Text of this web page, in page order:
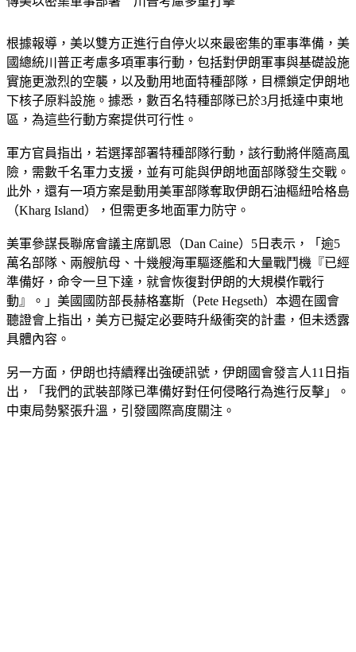
根據報導，美以雙方正進行自停火以來最密集的軍事準備，美
國總統川普正考慮多項軍事行動，包括對伊朗軍事與基礎設施
實施更激烈的空襲，以及動用地面特種部隊，目標鎖定伊朗地
下核子原料設施。據悉，數百名特種部隊已於3月抵達中東地
軍方官員指出，若選擇部署特種部隊行動，該行動將伴隨高風
險，需數千名軍力支援，並有可能與伊朗地面部隊發生交戰。
此外，還有一項方案是動用美軍部隊奪取伊朗石油樞紐哈格島
美軍參謀長聯席會議主席凱恩（Dan Caine）5日表示，「逾5
萬名部隊、兩艘航母、十幾艘海軍驅逐艦和大量戰鬥機『已經
準備好，命令一旦下達，就會恢復對伊朗的大規模作戰行
動』。」美國國防部長赫格塞斯（Pete Hegseth）本週在國會
聽證會上指出，美方已擬定必要時升級衝突的計畫，但未透露
另一方面，伊朗也持續釋出強硬訊號，伊朗國會發言人11日指
出，「我們的武裝部隊已準備好對任何侵略行為進行反擊」。